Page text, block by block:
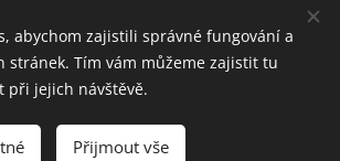
Houboviny © 2020-2026
abychom zajistili správné fungování a
stránek. Tím vám můžeme zajistit tu
při jejich návštěvě.
Přijmout vše